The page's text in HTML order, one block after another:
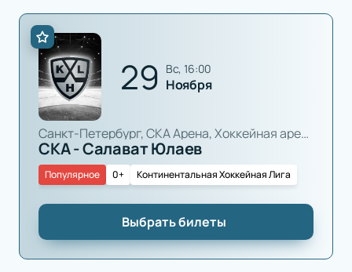
29 вс, 16:00
Ноября
Санкт-Петербург, СКА Арена, Хоккейная арена
СКА - Салават Юлаев
0+ Континентальная Хоккейная Лига
Популярное
Выбрать билеты